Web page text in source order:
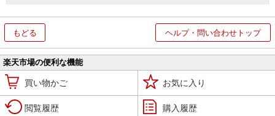
もどる ヘルプ・問い合わせトップ
楽天市場の便利な機能
買い物かご お気に入り
閲覧履歴 購入履歴